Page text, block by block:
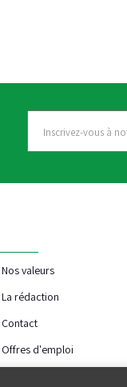
Nos valeurs
La rédaction
Contact
Offres d'emploi